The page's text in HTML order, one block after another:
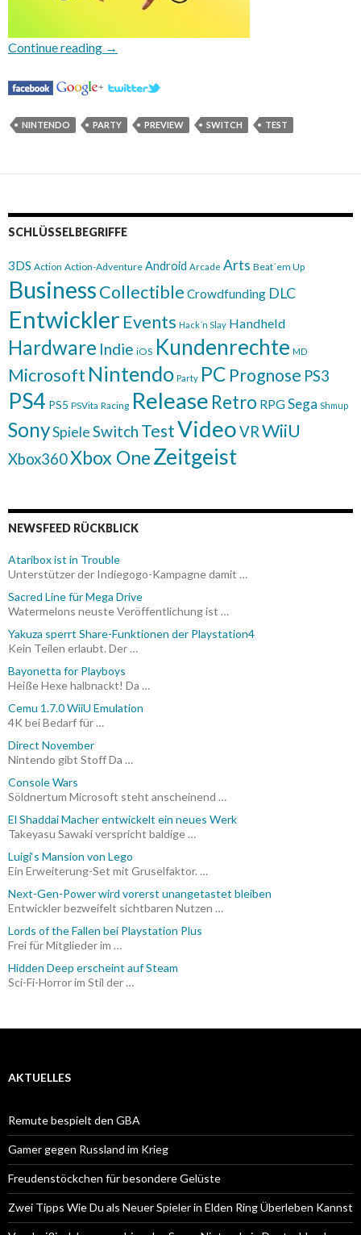
Continue reading 1-2-Switch
→
NINTENDO PARTY PREVIEW SWITCH TEST
SCHLÜSSELBEGRIFFE
3DS Action Action-Adventure Android Arcade Arts Beat´em Up
BusinessCollectible Crowdfunding DLC
Entwickler Events Hack´n Slay Handheld
Hardware Indie iOS Kundenrechte MD
Microsoft Nintendo Party PC Prognose PS3
PS4 PS5 PSVita Racing Release Retro RPGSega Shmup
SonySpieleSwitch TestVideoVRWiiU
Xbox360Xbox OneZeitgeist
NEWSFEED RÜCKBLICK
Ataribox ist in Trouble
Unterstützer der Indiegogo-Kampagne damit …
Sacred Line für Mega Drive
Watermelons neuste Veröffentlichung ist …
Yakuza sperrt Share-Funktionen der Playstation4
Kein Teilen erlaubt. Der …
Bayonetta for Playboys
Heiße Hexe halbnackt! Da …
Cemu 1.7.0 WiiU Emulation
4K bei Bedarf für …
Direct November
Nintendo gibt Stoff Da …
Console Wars
Söldnertum Microsoft steht anscheinend …
El Shaddai Macher entwickelt ein neues Werk
Takeyasu Sawaki verspricht baldige …
Luigi‘s Mansion von Lego
Ein Erweiterung-Set mit Gruselfaktor. …
Next-Gen-Power wird vorerst unangetastet bleiben
Entwickler bezweifelt sichtbaren Nutzen …
Lords of the Fallen bei Playstation Plus
Frei für Mitglieder im …
Hidden Deep erscheint auf Steam
Sci-Fi-Horror im Stil der …
AKTUELLES
Remute bespielt den GBA
Gamer gegen Russland im Krieg
Freudenstöckchen für besondere Gelüste
Zwei Tipps Wie Du als Neuer Spieler in Elden Ring Überleben Kannst